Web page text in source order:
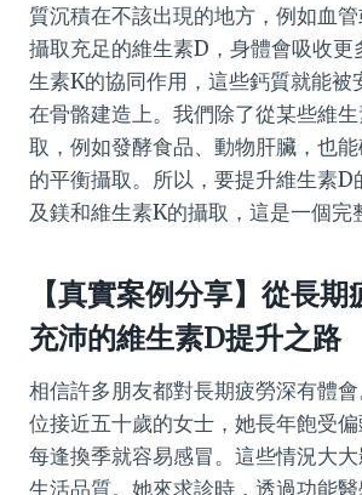
質沉積在不該出現的地方，例如血
攝取充足的維生素D，身體會吸收更
生素K的協同作用，這些鈣質就能被
在骨骼建造上。我們除了從某些維
取，例如發酵食品、動物肝臟，也
的平衡攝取。所以，要提升維生素D
及鎂和維生素K的攝取，這是一個完
【真實案例分享】從長
充沛的維生素D提升之路
相信許多朋友都對長期疲勞深有體
位接近五十歲的女士，她長年飽受
每逢換季就容易感冒。這些情況大
生活品質。她來求診時，透過功能